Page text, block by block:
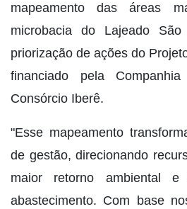
mapeamento das áreas
microbacia do Lajeado
priorização de ações do
financiado pela
Consórcio Iberê.
"Esse mapeamento
de gestão, direcionando
maior retorno ambiental
abastecimento. Com base